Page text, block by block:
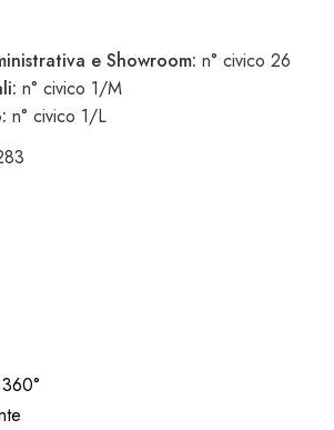
e Showroom: n° civico 26
n° civico 1/M
n° civico 1/L